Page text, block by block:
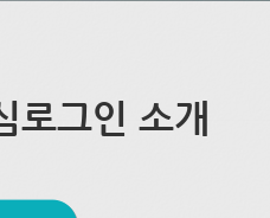
로그인 소개